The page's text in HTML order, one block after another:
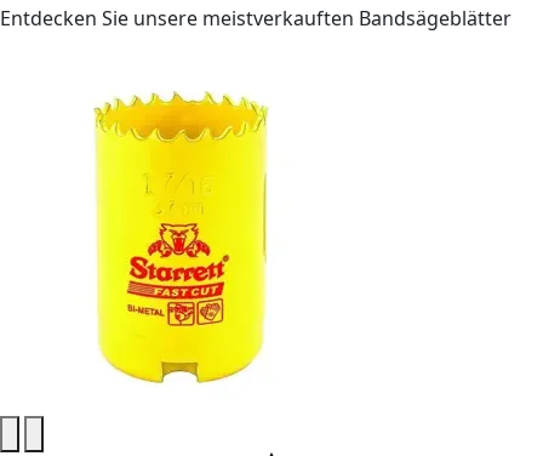
Entdecken Sie unsere meistverkauften Bandsägeblätter